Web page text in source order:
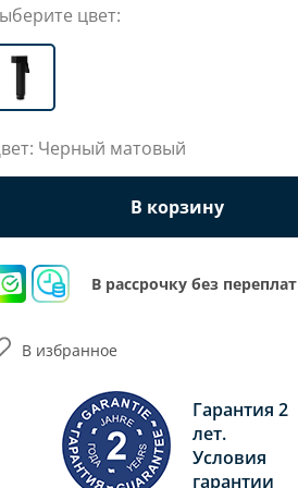
цвет:
Черный матовый
В корзину
В рассрочку без переплат
Гарантия 2
лет.
Условия
гарантии
В избранное